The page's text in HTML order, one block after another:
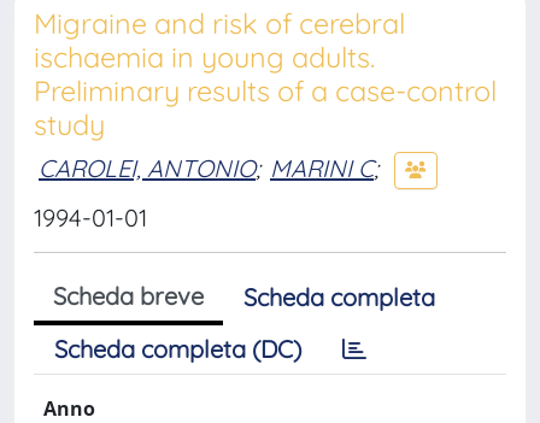
Migraine and risk of cerebral
ischaemia in young adults.
Preliminary results of a case-control
study
CAROLEI, ANTONIO; MARINI C;
1994-01-01
Scheda breve
Scheda completa
Scheda completa (DC)
Anno